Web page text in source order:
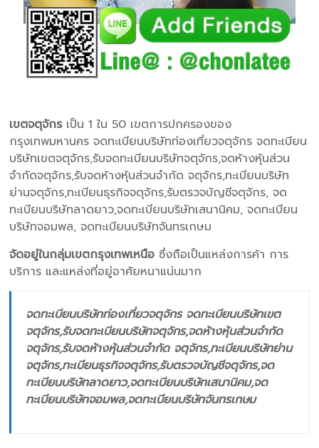
เขตจตุจักรเป็น 1 ใน 50 เขตการปกครองของ
กรุงเทพมหานคร จดทะเบียนบริษัทท่องเที่ยวจตุจักร จดทะเบียน
บริษัทเขตจตุจักร,รับจดทะเบียนบริษัทจตุจักร,จดห้างหุ้นส่วน
จำกัดจตุจักร,รับจดห้างหุ้นส่วนจำกัด จตุจักร,ทะเบียนบริษัท
ย่านจตุจักร,ทะเบียนธุรกิจจตุจักร,รับตรวจบัญชีจตุจักร, จด
ทะเบียนบริษัทลาดยาว,จดทะเบียนบริษัทเสนานิคม, จดทะเบียน
บริษัทจอมพล, จดทะเบียนบริษัทจันทรเกษม
จัดอยู่ในกลุ่มเขตกรุงเทพเหนือ ซึ่งถือเป็นแหล่งการค้า การ
บริการ และแหล่งที่อยู่อาศัยหนาแน่นมาก
จดทะเบียนบริษัทท่องเที่ยวจตุจักร จดทะเบียนบริษัทเขต
จตุจักร,รับจดทะเบียนบริษัทจตุจักร,จดห้างหุ้นส่วนจำกัด
จตุจักร,รับจดห้างหุ้นส่วนจำกัด จตุจักร,ทะเบียนบริษัทย่าน
จตุจักร,ทะเบียนธุรกิจจตุจักร,รับตรวจบัญชีจตุจักร,จด
ทะเบียนบริษัทลาดยาว,จดทะเบียนบริษัทเสนานิคม,จด
ทะเบียนบริษัทจอมพล,จดทะเบียนบริษัทจันทรเกษม